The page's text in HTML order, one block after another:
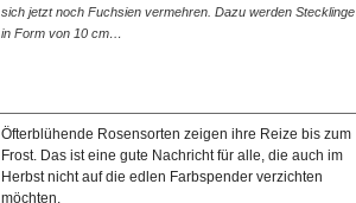
sich jetzt noch Fuchsien vermehren. Dazu werden Stecklinge
in Form von 10 cm…
Öfterblühende Rosensorten zeigen ihre Reize bis zum
Frost. Das ist eine gute Nachricht für alle, die auch im
Herbst nicht auf die edlen Farbspender verzichten
möchten.